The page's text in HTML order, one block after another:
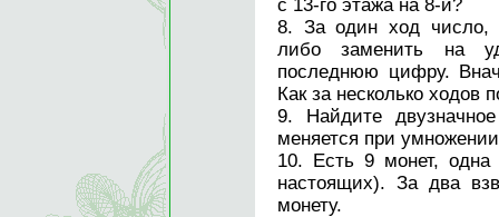
с 13-го этажа на 8-й?
8. За один ход число,
либо заменить на
последнюю цифру.
Как за несколько ходов
9. Найдите
меняется при
10. Есть 9 монет,
настоящих). За два
монету.